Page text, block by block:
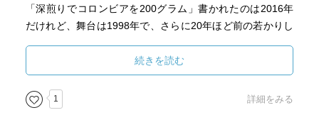
「深煎りでコロンビアを200グラム」書かれたのは2016年
だけれど、舞台は1998年で、さらに20年ほど前の若かりし
感覚だった。「クラッチ・ペンシル」がわからなくて、調
べてしまった。
書き下ろし作品の書かれたタイミングはわからないが、い
続きを読む
1 詳細をみる